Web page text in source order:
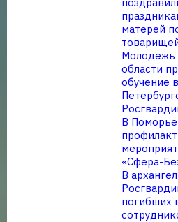
матерей
Молодёжь
области
обучение
В
«Сфера-
В
погибших